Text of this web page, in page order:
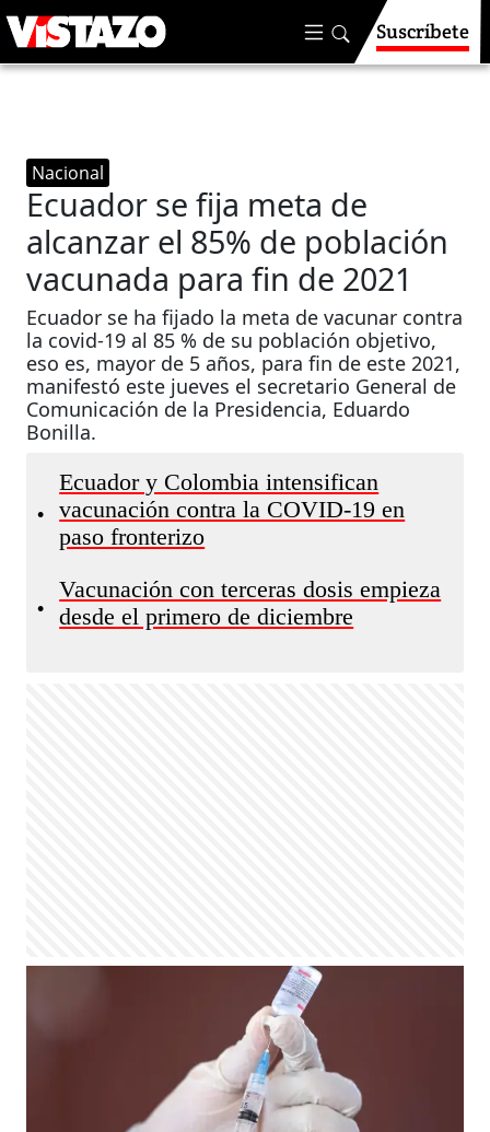
Suscríbete
Nacional
Ecuador se fija meta de
alcanzar el 85% de población
vacunada para fin de 2021
Ecuador se ha fijado la meta de vacunar contra
la covid-19 al 85 % de su población objetivo,
eso es, mayor de 5 años, para fin de este 2021,
manifestó este jueves el secretario General de
Comunicación de la Presidencia, Eduardo
Bonilla.
•
Ecuador y Colombia intensifican
vacunación contra la COVID-19 en
paso fronterizo
•
Vacunación con terceras dosis empieza
desde el primero de diciembre